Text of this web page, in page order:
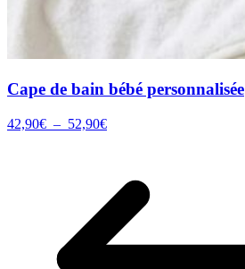
Cape de bain bébé personnalisée
42,90€ – 52,90€Plage
52,90€